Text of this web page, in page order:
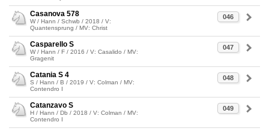
046
Casanova 578
W / Hann / Schwb / 2018 / V:
Quantensprung / MV: Christ
047
Casparello S
W / Hann / F / 2016 / V: Casalido / MV:
Gragenit
048
Catania S 4
S / Hann / B / 2019 / V: Colman / MV:
Contendro I
049
Catanzavo S
H / Hann / Db / 2018 / V: Colman / MV:
Contendro I